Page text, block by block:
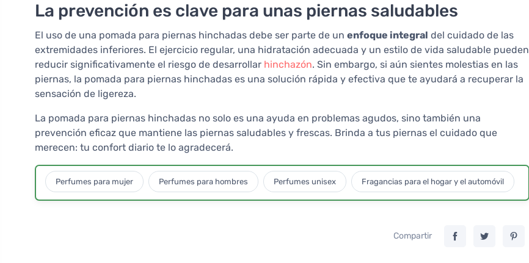
La prevención es clave para unas piernas saludables
El uso de una pomada para piernas hinchadas debe ser parte de un enfoque integral del cuidado de las
extremidades inferiores. El ejercicio regular, una hidratación adecuada y un estilo de vida saludable pueden
reducir significativamente el riesgo de desarrollar hinchazón. Sin embargo, si aún sientes molestias en las
piernas, la pomada para piernas hinchadas es una solución rápida y efectiva que te ayudará a recuperar la
sensación de ligereza.
La pomada para piernas hinchadas no solo es una ayuda en problemas agudos, sino también una
prevención eficaz que mantiene las piernas saludables y frescas. Brinda a tus piernas el cuidado que
merecen: tu confort diario te lo agradecerá.
Perfumes para mujer Perfumes para hombres Perfumes unisex Fragancias para el hogar y el automóvil
Compartir